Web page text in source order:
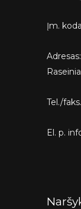
Įm.
Tel./
El. p.